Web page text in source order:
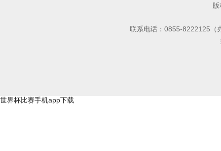
联系电话：0855-8222125（
世界杯比赛手机app下载